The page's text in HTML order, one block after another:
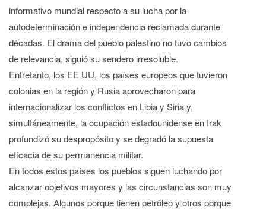
informativo mundial respecto a su lucha por la
autodeterminación e independencia reclamada durante
décadas. El drama del pueblo palestino no tuvo cambios
de relevancia, siguió su sendero irresoluble.
Entretanto, los EE UU, los países europeos que tuvieron
colonias en la región y Rusia aprovecharon para
internacionalizar los conflictos en Libia y Siria y,
simultáneamente, la ocupación estadounidense en Irak
profundizó su despropósito y se degradó la supuesta
eficacia de su permanencia militar.
En todos estos países los pueblos siguen luchando por
alcanzar objetivos mayores y las circunstancias son muy
complejas. Algunos porque tienen petróleo y otros porque